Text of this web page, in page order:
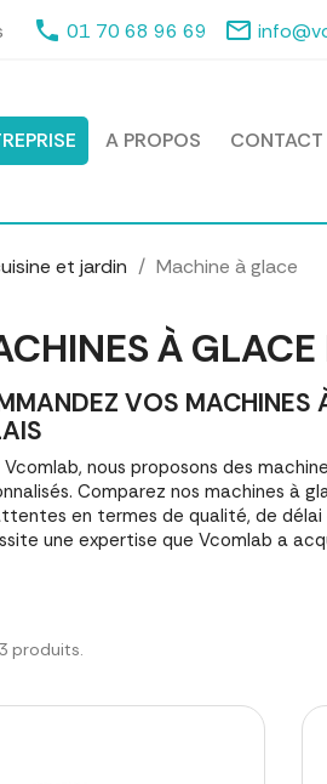
phone 01 70 68 96 69 mail_outline
A PROPOS CONTACT
et jardin Machine à glace
À
VOS MACHINES
Vcomlab, nous proposons des
Comparez nos machines à
en termes de qualité, de
une expertise que Vcomlab a
produits.